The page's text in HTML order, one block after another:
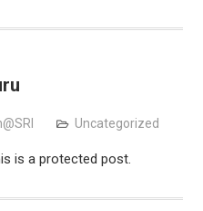
Uncategorized
is a protected post.